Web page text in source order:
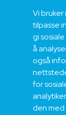
Vi
tilpasse
gi
å
også
for
den med
Om oss
Bærekraft og